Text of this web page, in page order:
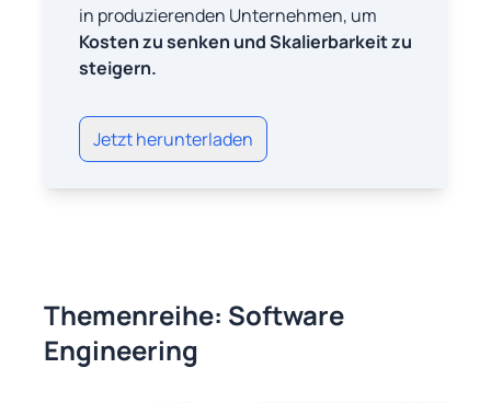
in produzierenden Unternehmen, um
Kosten zu senken und Skalierbarkeit zu
steigern.
Jetzt herunterladen
Themenreihe: Software
Engineering